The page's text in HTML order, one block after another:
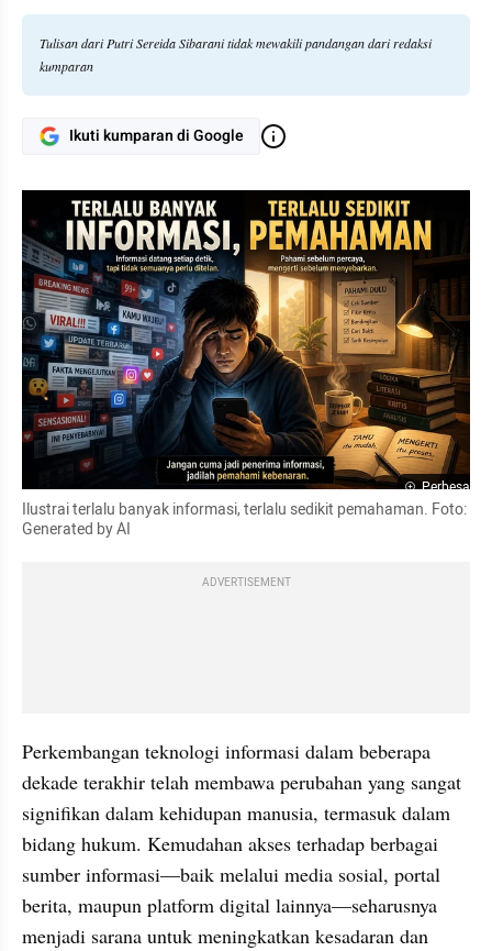
Tulisan dari Putri Sereida Sibarani tidak mewakili pandangan dari redaksi
kumparan
Ikuti kumparan di Google
Perbesar
Ilustrai terlalu banyak informasi, terlalu sedikit pemahaman. Foto:
Generated by AI
ADVERTISEMENT
Perkembangan teknologi informasi dalam beberapa
dekade terakhir telah membawa perubahan yang sangat
signifikan dalam kehidupan manusia, termasuk dalam
bidang hukum. Kemudahan akses terhadap berbagai
sumber informasi—baik melalui media sosial, portal
berita, maupun platform digital lainnya—seharusnya
menjadi sarana untuk meningkatkan kesadaran dan